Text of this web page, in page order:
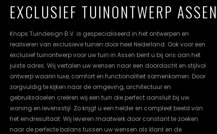
NL EN DE
EXCLUSIEF TUINONTWERP
Knops Tuindesign B.V. is gespecialiseerd in het ontwerpen en
realiseren van exclusieve tuinen door heel Nederland. Ook voor een
exclusief tuinontwerp voor uw tuin in Assen bent u bij ons aan het
juiste adres. Wij vertalen uw wensen naar een doordacht en stijlvol
ontwerp waarin luxe, comfort en functionaliteit samenkomen. Door
zorgvuldig te kijken naar de omgeving, architectuur en
gebruiksdoelen creëren wij een tuin die perfect aansluit bij uw
woning en levensstijl. Zo krijgt u een helder en compleet beeld van
het eindresultaat. Wij leveren maatwerk door constant te zoeken
naar de perfecte balans tussen uw wensen als klant en de
cookievoorkeuren
instellen.
COOKIE-
INSTELLINGEN
ALLES
AFWIJZEN
ALLE
COOKIES
ACCEPTEREN